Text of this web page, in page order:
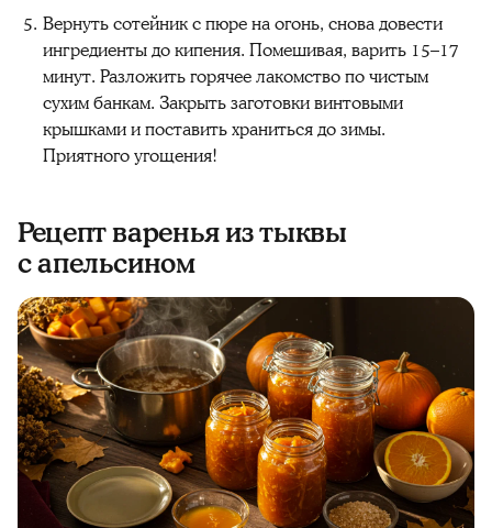
Вернуть сотейник с пюре на огонь, снова довести
ингредиенты до кипения. Помешивая, варить 15–17
минут. Разложить горячее лакомство по чистым
сухим банкам. Закрыть заготовки винтовыми
крышками и поставить храниться до зимы.
Приятного угощения!
Рецепт варенья из тыквы
с апельсином